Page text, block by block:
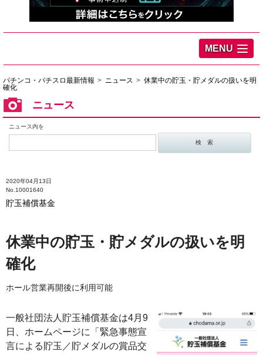
MENU
パチンコ・パチスロ最新情報 ニュース
休業中の貯玉・貯メダルの扱いを明
確化
ニュース
ニュース内を
2020年04月13日
No.10001640
貯玉補償基金
休業中の貯玉・貯メダルの扱いを明
確化
ホール営業再開後に利用可能
一般社団法人貯玉補償基金は4月9
日、ホームページに「緊急事態宣
言による貯玉／貯メダルの賞品交